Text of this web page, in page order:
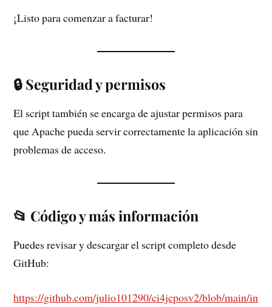
¡Listo para comenzar a facturar!
🔒 Seguridad y permisos
El script también se encarga de ajustar permisos para
que Apache pueda servir correctamente la aplicación sin
problemas de acceso.
📂 Código y más información
Puedes revisar y descargar el script completo desde
GitHub:
https://github.com/julio101290/ci4jcposv2/blob/main/in